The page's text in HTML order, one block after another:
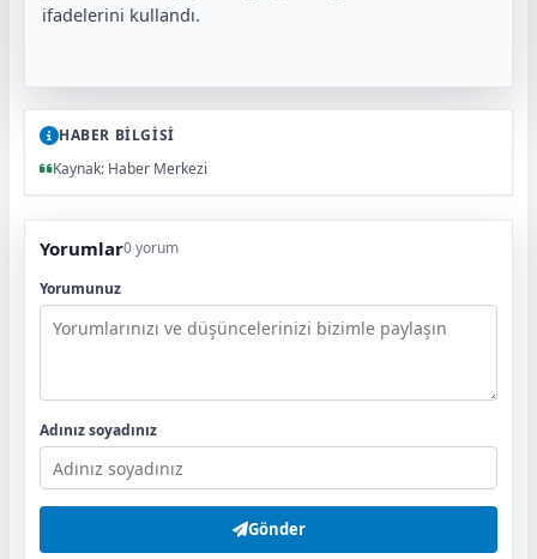
ifadelerini kullandı.
HABER BİLGİSİ
Kaynak: Haber Merkezi
Yorumlar0 yorum
Yorumunuz
Adınız soyadınız
Gönder